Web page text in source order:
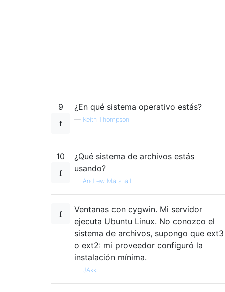
9 ¿En qué sistema operativo estás?
— Keith Thompson
10
¿Qué sistema de archivos estás
usando?
— Andrew Marshall
Ventanas con cygwin. Mi servidor
ejecuta Ubuntu Linux. No conozco el
sistema de archivos, supongo que ext3
o ext2: mi proveedor configuró la
instalación mínima.
— JAkk